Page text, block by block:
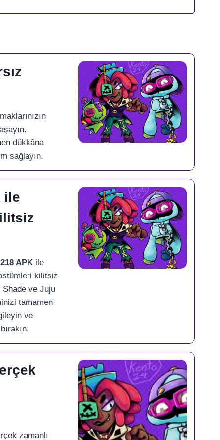
dükkâna
sağlayın.
ile
APKile
kilitsiz
ve Juju
tamamen
ve
zamanlı